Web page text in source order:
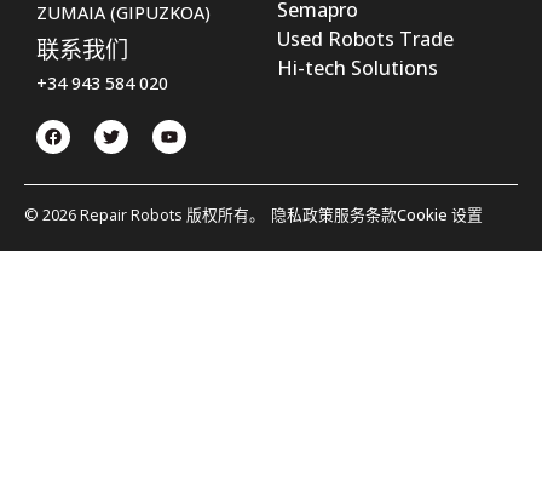
ZUMAIA (GIPUZKOA)
联系我们
+34 943 584 020
Semapro
Used Robots Trade
Hi-tech Solutions
© 2026 Repair Robots 版权所有。 隐私政策服务条款Cookie 设置